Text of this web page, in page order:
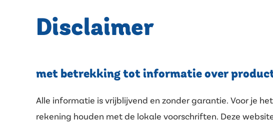
Disclaimer
met betrekking tot informatie over
Alle informatie is vrijblijvend en zonder garantie. Voor je
rekening houden met de lokale voorschriften. Deze